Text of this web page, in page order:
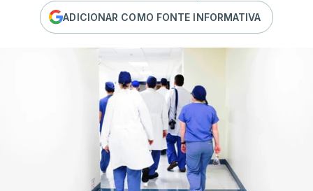
ADICIONAR COMO FONTE INFORMATIVA